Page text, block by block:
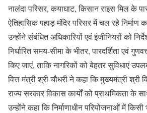
नालंदा परिसर, कयाघाट, किसान राइस मिल के
ऐतिहासिक पहाड़ मंदिर परिसर में चल रहे निर्माण
उन्होंने संबंधित अधिकारियों एवं इंजीनियरों को
निर्धारित समय-सीमा के भीतर, पारदर्शिता एवं
किए जाएं, ताकि नागरिकों को बेहतर सुविधाएं
वित्त मंत्री श्री चौधरी ने कहा कि मुख्यमंत्री श्री
राज्य सरकार विकास कार्यों को प्राथमिकता के
उन्होंने कहा कि निर्माणाधीन परियोजनाओं में किसी